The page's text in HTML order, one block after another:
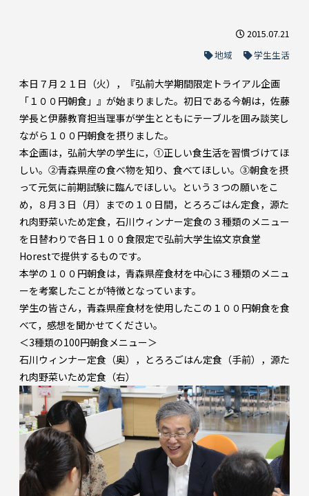
2015.07.21
地域
学生生活
本日７月２１日（火），『弘前大学期間限定トライアル企画
「１００円朝食」』が始まりました。初日である今朝は，佐藤
学長と伊藤教育担当理事が学生とともにテーブルを囲み談笑し
ながら１００円朝食を摂りました。
本企画は，弘前大学の学生に，①正しい食生活を習慣づけてほ
しい。②青森県産の食べ物を知り、食べてほしい。③朝食を摂
って元気に前期試験に臨んでほしい。という３つの願いをこ
め，８月３日（月）までの１０日間，とろろごはん定食，源た
れ肉野菜いため定食，石川ウィンナー定食の３種類のメニュー
を日替わりで各日１００食限定で弘前大学生協文京食堂
Horestで提供するものです。
本学の１００円朝食は，青森県産食材を中心に３種類のメニュ
ーを考案したことが特徴となっています。
学生の皆さん，青森県産食材を使用したこの１００円朝食を食
べて，感想を聞かせてください。
＜3種類の100円朝食メニュー＞
石川ウィンナー定食（奥），とろろごはん定食（手前），源た
れ肉野菜いため定食（右）